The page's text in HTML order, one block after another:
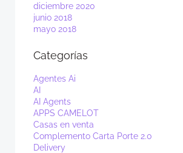
diciembre 2020
junio 2018
mayo 2018
Categorías
Agentes Ai
AI
AI Agents
APPS CAMELOT
Casas en venta
Complemento Carta Porte 2.0
Delivery